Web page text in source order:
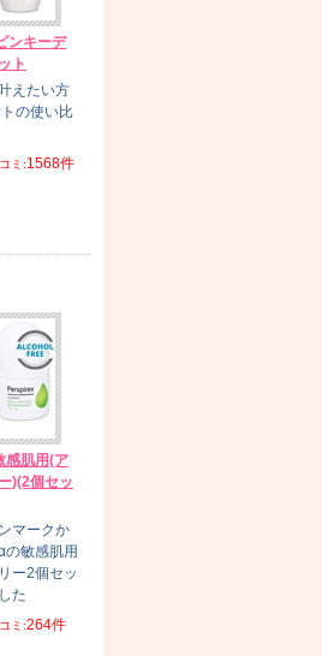
ンキーデ
ト
えたい方
の使い比
ミ:1568件
感肌用(ア
)(2個セッ
マークか
の敏感肌用
ー2個セッ
た
ミ:264件